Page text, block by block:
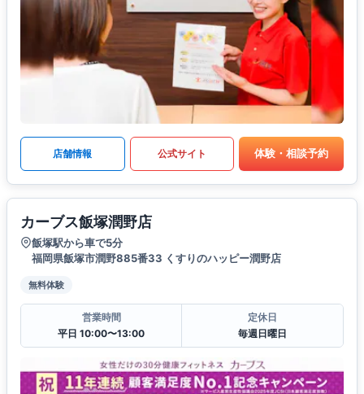
店舗情報 公式サイト 体験・相談予約
カーブス飯塚潤野店
飯塚駅から車で5分
福岡県飯塚市潤野885番33 くすりのハッピー潤野店
無料体験
営業時間
平日 10:00〜13:00
定休日
毎週日曜日